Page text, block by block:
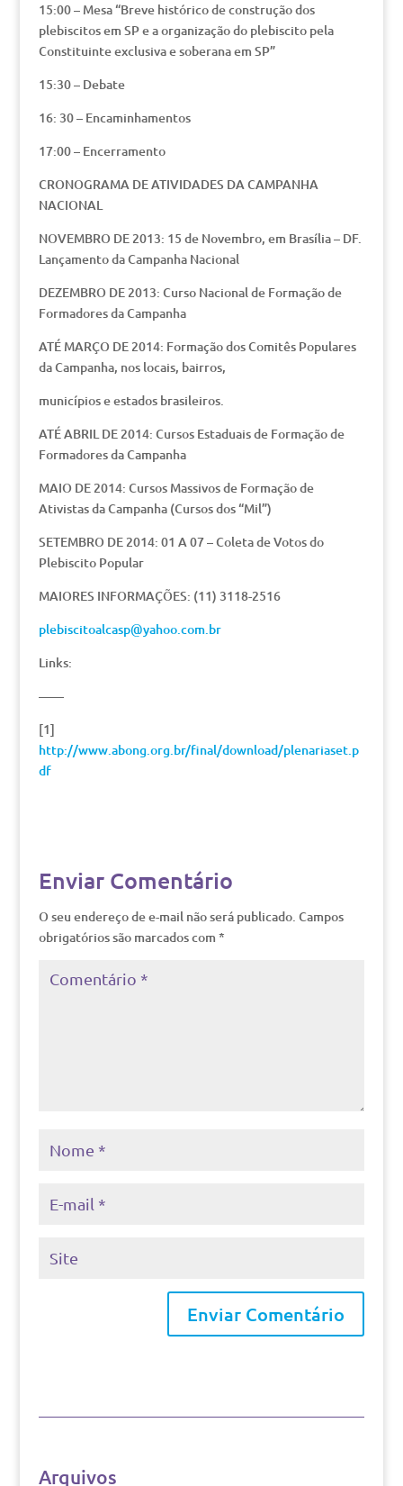
15:00 – Mesa “Breve histórico de construção dos
plebiscitos em SP e a organização do plebiscito pela
Constituinte exclusiva e soberana em SP”
15:30 – Debate
16: 30 – Encaminhamentos
17:00 – Encerramento
CRONOGRAMA DE ATIVIDADES DA CAMPANHA
NACIONAL
NOVEMBRO DE 2013: 15 de Novembro, em Brasília – DF.
Lançamento da Campanha Nacional
DEZEMBRO DE 2013: Curso Nacional de Formação de
Formadores da Campanha
ATÉ MARÇO DE 2014: Formação dos Comitês Populares
da Campanha, nos locais, bairros,
municípios e estados brasileiros.
ATÉ ABRIL DE 2014: Cursos Estaduais de Formação de
Formadores da Campanha
MAIO DE 2014: Cursos Massivos de Formação de
Ativistas da Campanha (Cursos dos “Mil”)
SETEMBRO DE 2014: 01 A 07 – Coleta de Votos do
Plebiscito Popular
MAIORES INFORMAÇÕES: (11) 3118-2516
plebiscitoalcasp@yahoo.com.br
Links:
——
[1]
http://www.abong.org.br/final/download/plenariaset.p
df
Enviar Comentário
O seu endereço de e-mail não será publicado. Campos
obrigatórios são marcados com *
Arquivos